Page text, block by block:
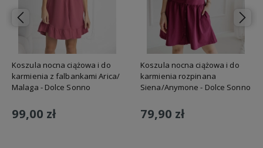
Koszula nocna ciążowa i do
karmienia z falbankami Arica/
Malaga - Dolce Sonno
99,00 zł
Koszula nocna ciążowa i do
karmienia rozpinana
Siena/Anymone - Dolce Sonno
79,90 zł